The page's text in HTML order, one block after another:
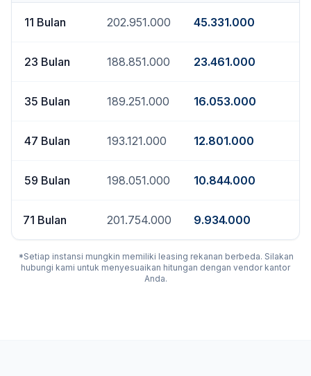
11 Bulan 202.951.000 45.331.000
23 Bulan 188.851.000 23.461.000
35 Bulan 189.251.000 16.053.000
47 Bulan 193.121.000 12.801.000
59 Bulan 198.051.000 10.844.000
71 Bulan 201.754.000 9.934.000
*Setiap instansi mungkin memiliki leasing rekanan berbeda. Silakan
hubungi kami untuk menyesuaikan hitungan dengan vendor kantor
Anda.